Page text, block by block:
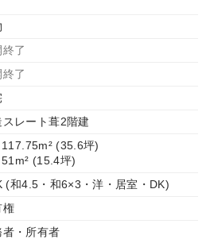
了
了
スレート葺2階建
(35.6坪)
(15.4坪)
(和4.5・和6×3・洋・居室・DK)
権
者・所有者